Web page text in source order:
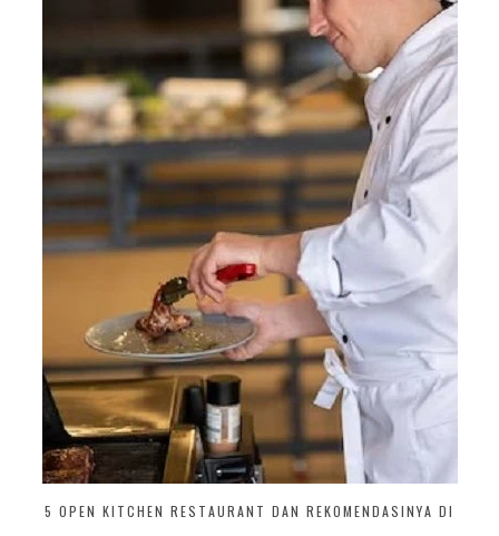
5 OPEN KITCHEN RESTAURANT DAN REKOMENDASINYA DI